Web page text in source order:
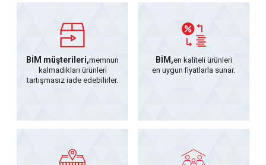
BİM müşterileri,memnun
kalmadıkları ürünleri
tartışmasız iade edebilirler.
BİM,en kaliteli ürünleri
en uygun fiyatlarla sunar.